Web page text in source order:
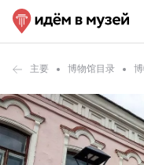
主要 博物馆目录